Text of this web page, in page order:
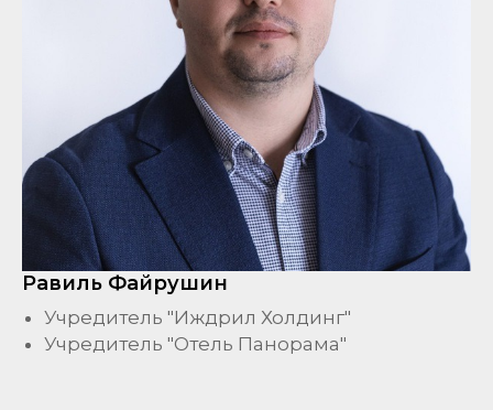
Равиль Файрушин
Учредитель "Иждрил Холдинг"
Учредитель "Отель Панорама"